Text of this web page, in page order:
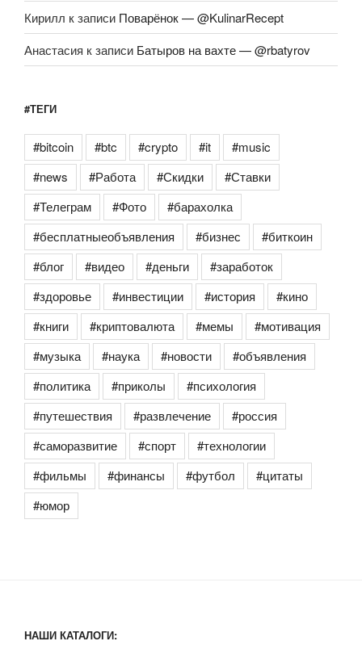
Кирилл к записи Поварёнок — @KulinarRecept
Анастасия к записи Батыров на вахте — @rbatyrov
#ТЕГИ
#bitcoin #btc #crypto #it
#music
#news
#Работа #Скидки
#Ставки
#Телеграм
#Фото
#барахолка
#бесплатныеобъявления
#бизнес
#биткоин
#блог
#видео #деньги
#заработок
#здоровье
#инвестиции #история
#кино
#книги
#криптовалюта #мемы
#мотивация
#музыка
#наука #новости
#объявления
#политика
#приколы
#психология
#путешествия
#развлечение
#россия
#саморазвитие
#спорт
#технологии
#фильмы
#финансы #футбол
#цитаты
#юмор
НАШИ КАТАЛОГИ: